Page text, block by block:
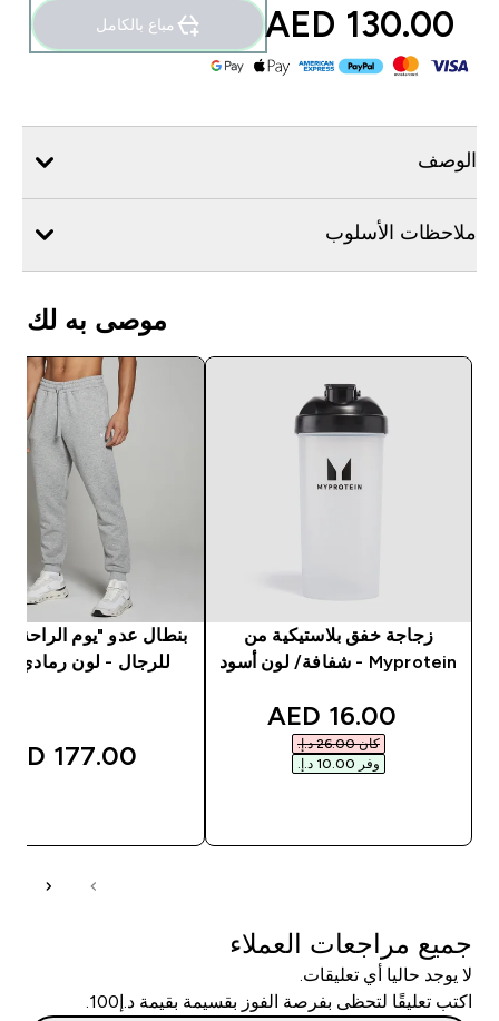
130.00 AED‎ مباع بالكامل
الوصف
ملاحظات الأسلوب
موصى به لك
زجاجة خفق بلاستيكية من
Myprotein - شفافة/ لون أسود
discounted price
16.00 AED‎
كان ‏26.00 د.إ.‏‎
وفر ‏10.00 د.إ.‏‎
للرجال - لون رمادي
177.00 AED‎
جميع مراجعات العملاء
لا يوجد حاليا أي تعليقات.
اكتب تعليقًا لتحظى بفرصة الفوز بقسيمة بقيمة د.إ100.